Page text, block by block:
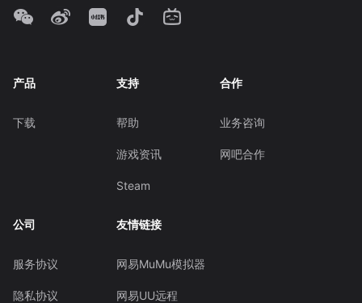
产品
下载
支持
帮助
游戏资讯
Steam
合作
业务咨询
网吧合作
公司
服务协议
隐私协议
友情链接
网易MuMu模拟器
网易UU远程